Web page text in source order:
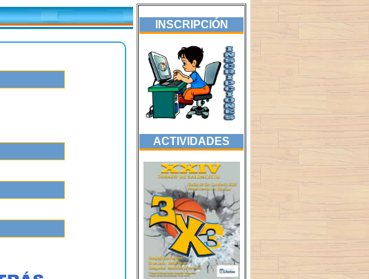
INSCRIPCIÓN
ACTIVIDADES